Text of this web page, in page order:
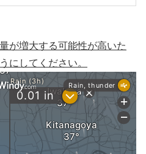
が増大する可能性が高いた
にしてください。